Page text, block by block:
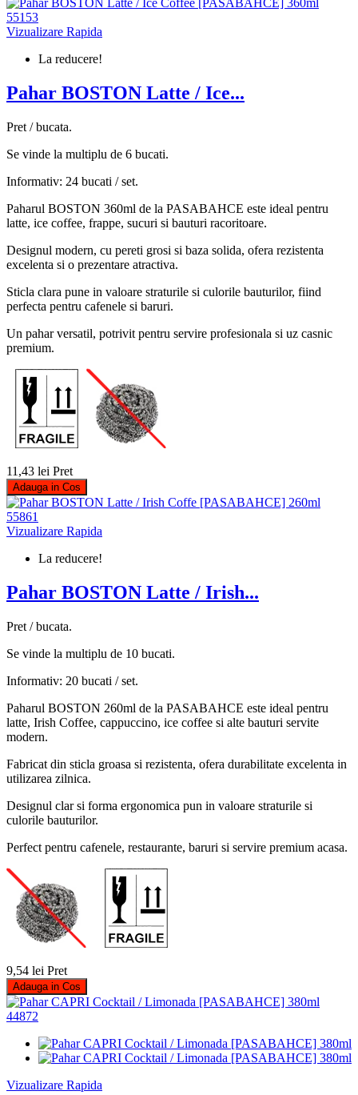
Vizualizare Rapida
La reducere!
Pahar BOSTON Latte / Ice...
Pret / bucata.
Se vinde la multiplu de 6 bucati.
Informativ: 24 bucati / set.
Paharul BOSTON 360ml de la PASABAHCE este ideal pentru
latte, ice coffee, frappe, sucuri si bauturi racoritoare.
Designul modern, cu pereti grosi si baza solida, ofera rezistenta
excelenta si o prezentare atractiva.
Sticla clara pune in valoare straturile si culorile bauturilor, fiind
perfecta pentru cafenele si baruri.
Un pahar versatil, potrivit pentru servire profesionala si uz casnic
premium.
11,43 lei Pret
Adauga in Cos
Vizualizare Rapida
La reducere!
Pahar BOSTON Latte / Irish...
Pret / bucata.
Se vinde la multiplu de 10 bucati.
Informativ: 20 bucati / set.
Paharul BOSTON 260ml de la PASABAHCE este ideal pentru
latte, Irish Coffee, cappuccino, ice coffee si alte bauturi servite
modern.
Fabricat din sticla groasa si rezistenta, ofera durabilitate excelenta in
utilizarea zilnica.
Designul clar si forma ergonomica pun in valoare straturile si
culorile bauturilor.
Perfect pentru cafenele, restaurante, baruri si servire premium acasa.
9,54 lei Pret
Adauga in Cos
Vizualizare Rapida